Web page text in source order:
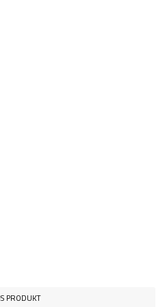
PRODUKT